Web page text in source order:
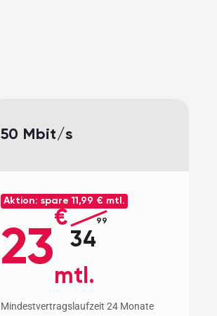
50 Mbit/s
Aktion: spare 11,99 € mtl.
23
€
34
99
mtl.
Mindestvertragslaufzeit 24 Monate